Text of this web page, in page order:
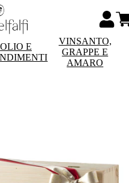
OLIO E
VINSANTO,
GRAPPE E
AMARO